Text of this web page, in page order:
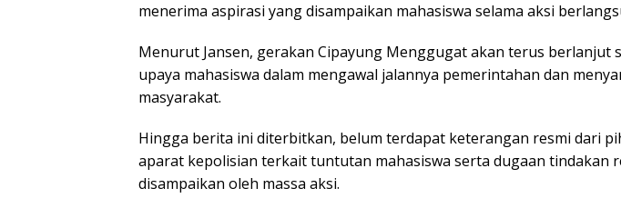
menerima aspirasi yang disampaikan mahasiswa selama aksi
Menurut Jansen, gerakan Cipayung Menggugat akan terus berlanjut
upaya mahasiswa dalam mengawal jalannya pemerintahan dan
masyarakat.
Hingga berita ini diterbitkan, belum terdapat keterangan resmi dari
aparat kepolisian terkait tuntutan mahasiswa serta dugaan tindakan
disampaikan oleh massa aksi.